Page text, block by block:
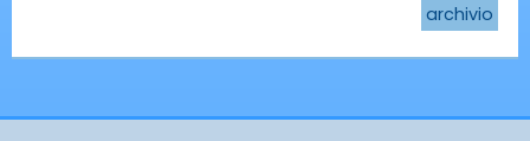
archivio